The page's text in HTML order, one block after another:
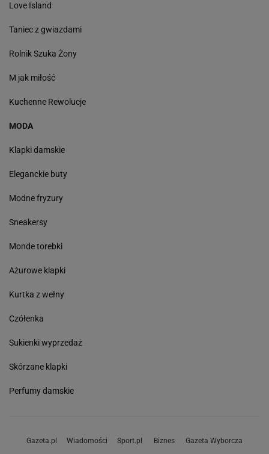
Love Island
Taniec z gwiazdami
Rolnik Szuka Żony
M jak miłość
Kuchenne Rewolucje
MODA
Klapki damskie
Eleganckie buty
Modne fryzury
Sneakersy
Monde torebki
Ażurowe klapki
Kurtka z wełny
Czółenka
Sukienki wyprzedaż
Skórzane klapki
Perfumy damskie
Gazeta.pl Wiadomości Sport.pl Biznes Gazeta Wyborcza